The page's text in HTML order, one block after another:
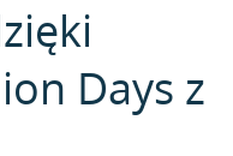
Days z